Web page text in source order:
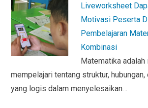
Liveworksheet
Motivasi Peserta
Pembelajaran
Kombinasi
Matematika adalah
mempelajari tentang struktur,
yang logis dalam menyelesaikan…